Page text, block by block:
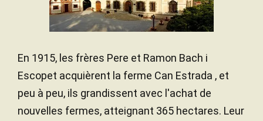
En 1915, les frères Pere et Ramon Bach i
Escopet acquièrent la ferme Can Estrada , et
peu à peu, ils grandissent avec l'achat de
nouvelles fermes, atteignant 365 hectares. Leur